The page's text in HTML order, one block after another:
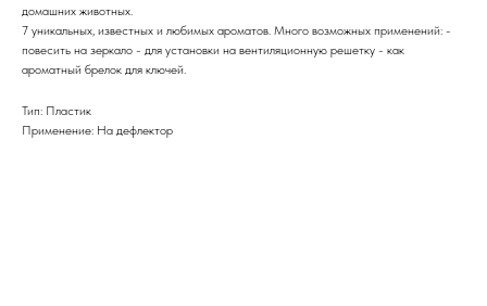
домашних животных.
7 уникальных, известных и любимых ароматов. Много возможных применений: -
повесить на зеркало - для установки на вентиляционную решетку - как
ароматный брелок для ключей.
Тип: Пластик
Применение: На дефлектор